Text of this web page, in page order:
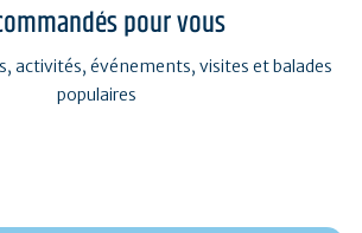
pour vous
activités, événements, visites et balades
populaires